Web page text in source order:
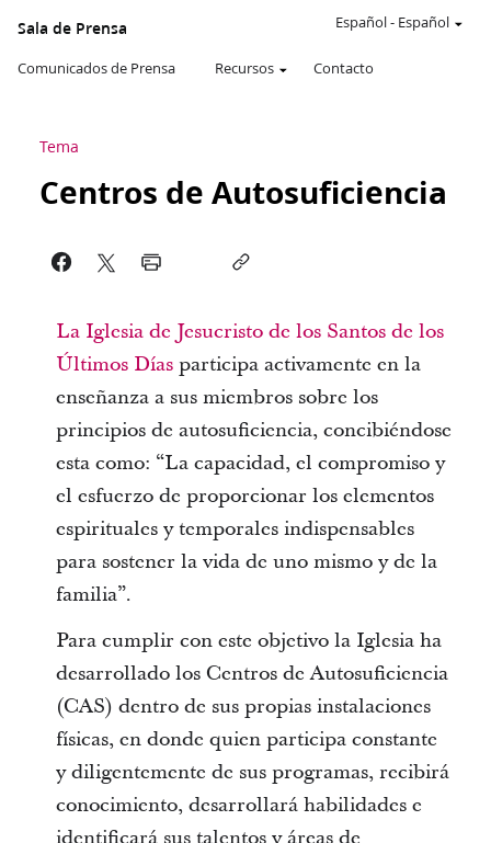
Sala de Prensa
Comunicados de Prensa Recursos Contacto
Español- Español
Tema
Centros de Autosuficiencia
La Iglesia de Jesucristo de los Santos de los
Últimos Díasparticipa activamente en la
enseñanza a sus miembros sobre los
principios de autosuficiencia, concibiéndose
esta como: “La capacidad, el compromiso y
el esfuerzo de proporcionar los elementos
espirituales y temporales indispensables
para sostener la vida de uno mismo y de la
familia”.
Para cumplir con este objetivo la Iglesia ha
desarrollado los Centros de Autosuficiencia
(CAS) dentro de sus propias instalaciones
físicas, en donde quien participa constante
y diligentemente de sus programas, recibirá
conocimiento, desarrollará habilidades e